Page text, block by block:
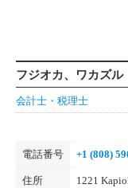
フジオカ、ワカズ
会計士・税理士
電話番号 +1 (808)
住所 1221